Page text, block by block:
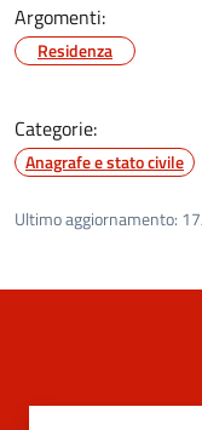
Argomenti:
Residenza
Categorie:
Anagrafe e stato civile
Ultimo aggiornamento: